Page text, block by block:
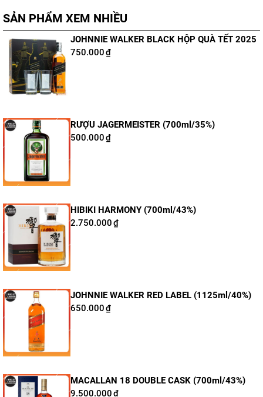
Thông tin chai whiskyChivas 25 Regal
Thương hiệu:
Dung tích:
Tuổi rượu:
25 năm
Phân loại:
Blended Scotch Whisky
Xuất xứ:
SẢN PHẨM XEM NHIỀU
JOHNNIE WALKER BLACK HỘP QUÀ TẾT 2025
750.000₫
RƯỢU JAGERMEISTER (700ml/35%)
500.000₫
HIBIKI HARMONY (700ml/43%)
2.750.000₫
JOHNNIE WALKER RED LABEL (1125ml/40%)
650.000₫
MACALLAN 18 DOUBLE CASK (700ml/43%)
9.500.000₫